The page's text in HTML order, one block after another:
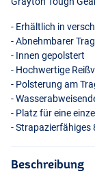
- Erhältlich in
- Abnehmbarer
- Innen gepolstert
- Hochwertige
- Polsterung am
-
- Platz für eine
- Strapazierfähiges
Beschreibung